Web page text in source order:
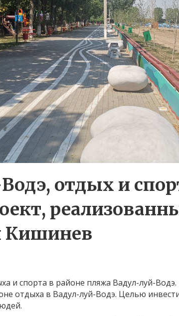
отдых и
Кишинев
и спорта в районе пляжа Вадул-луй-
отдыха в Вадул-луй-Водэ. Целью